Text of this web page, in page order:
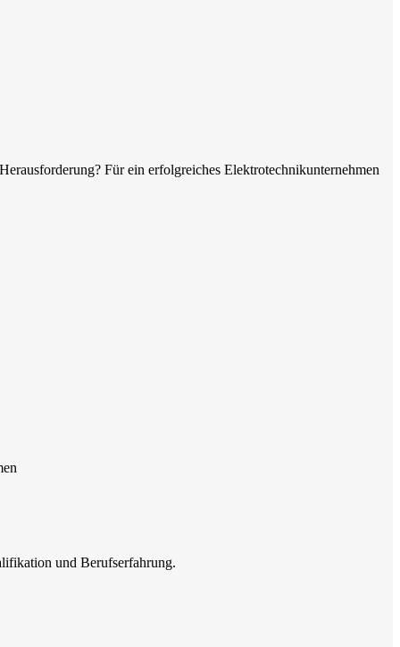
Für ein erfolgreiches Elektrotechnikunternehmen
und Berufserfahrung.